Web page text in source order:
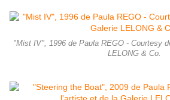
"Mist IV", 1996 de Paula REGO - Courtesy
LELONG & Co.